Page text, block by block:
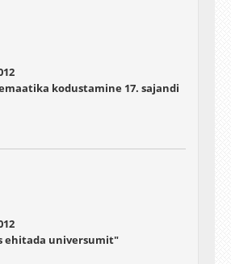
kodustamine 17. sajandi
ehitada universumit"